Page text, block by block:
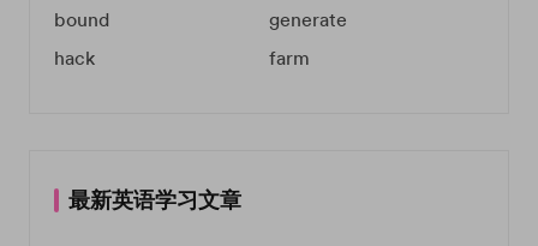
bound
generate
hack
farm
最新英语学习文章